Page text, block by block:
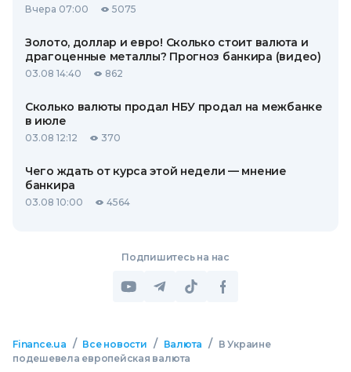
Вчера 07:00 5075
Золото, доллар и евро! Сколько стоит валюта и
драгоценные металлы? Прогноз банкира (видео)
03.08 14:40 862
Сколько валюты продал НБУ продал на межбанке
в июле
03.08 12:12 370
Чего ждать от курса этой недели — мнение
банкира
03.08 10:00 4564
Подпишитесь на нас
Finance.ua / Все новости / Валюта /
В Украине
подешевела европейская валюта